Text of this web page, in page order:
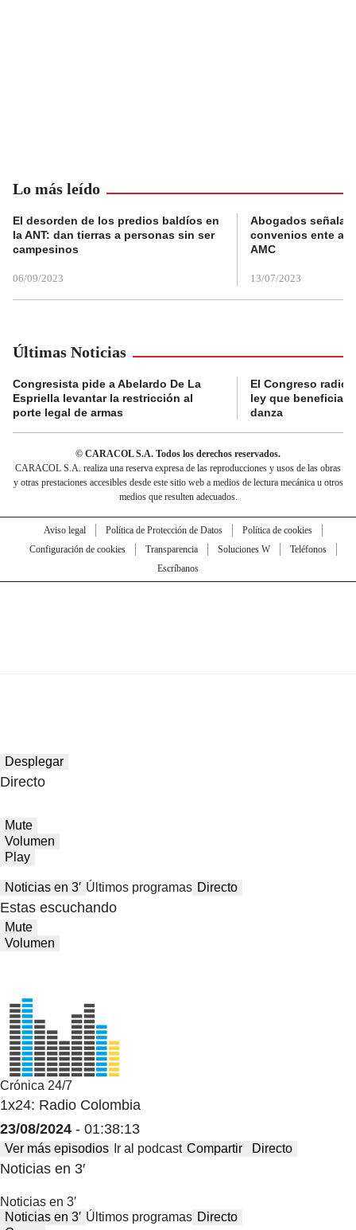
Lo más leído
El desorden de los predios baldíos en
la ANT: dan tierras a personas sin ser
campesinos
06/09/2023
Abogados
convenios ente
AMC
13/07/2023
Últimas Noticias
Congresista pide a Abelardo De La
Espriella levantar la restricción al
porte legal de armas
El Congreso
ley que beneficia
danza
© CARACOL S.A. Todos los derechos reservados.
CARACOL S.A. realiza una reserva expresa de las reproducciones y usos de las obras
y otras prestaciones accesibles desde este sitio web a medios de lectura mecánica u otros
medios que resulten adecuados.
Aviso legal Política de Protección de Datos
Política de cookies
Configuración de cookies
Transparencia Soluciones W
Teléfonos
Escríbanos
Desplegar
Directo
Mute
Volumen
Play
Noticias en 3′ Últimos programas Directo
Estas escuchando
Mute
Volumen
Crónica 24/7
1x24: Radio Colombia
23/08/2024 - 01:38:13
Ver más episodios Ir al podcast Compartir Directo
Noticias en 3′
Noticias en 3′
Noticias en 3′ Últimos programas Directo